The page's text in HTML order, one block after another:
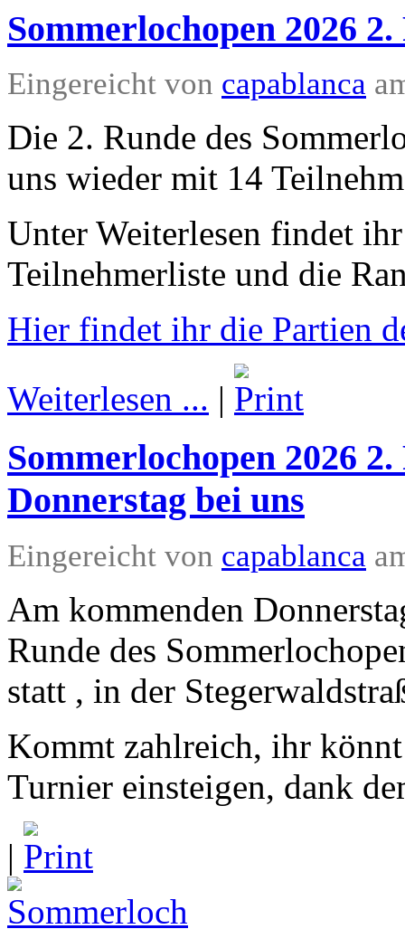
Sommerlochopen 2026
Eingereicht von capablanca
Die 2. Runde des
uns wieder mit 14
Unter Weiterlesen findet
Teilnehmerliste und die
Hier findet ihr die Partien
Weiterlesen ... |
Sommerlochopen 2026
Donnerstag bei uns
Eingereicht von capablanca
Am kommenden
Runde des
statt , in der
Kommt zahlreich, ihr
Turnier einsteigen, dank
|